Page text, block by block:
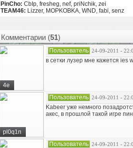
PinCho: CbIp, fresheg, nef, priNchik, zei
TEAM46: Lizzer, MOPKOBKA, WND, fabi, senz
Комментарии (51)
4e
Пользователь 24-09-2011 -
в сетки лузер мне кажется ies
pl0q1n
Пользователь 24-09-2011 -
Kabeer уже немного
акес, в прошлой такой игре
Пользователь 24-09-2011 -